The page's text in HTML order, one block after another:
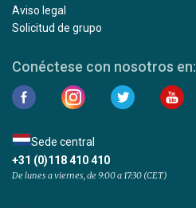
Aviso legal
Solicitud de grupo
Conéctese con nosotros en:
Sede central
+31 (0)118 410 410
De lunes a viernes, de 9:00 a 17:30 (CET)